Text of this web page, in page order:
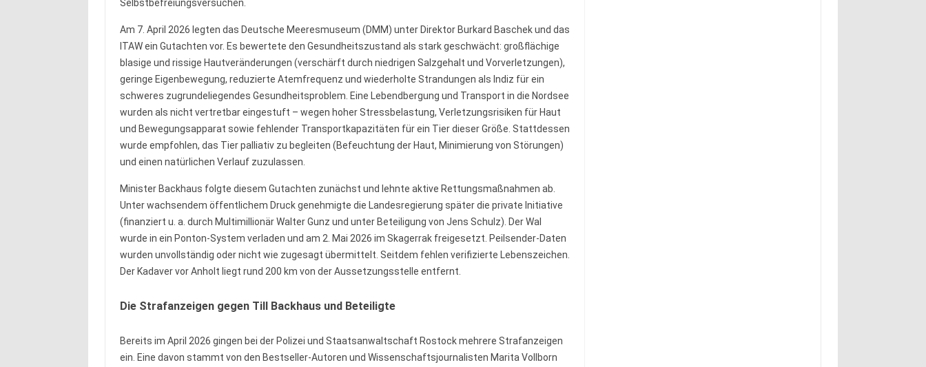
Selbstbefreiungsversuchen.
Am 7. April 2026 legten das Deutsche Meeresmuseum (DMM) unter Direktor Burkard Baschek und das
ITAW ein Gutachten vor. Es bewertete den Gesundheitszustand als stark geschwächt: großflächige
blasige und rissige Hautveränderungen (verschärft durch niedrigen Salzgehalt und Vorverletzungen),
geringe Eigenbewegung, reduzierte Atemfrequenz und wiederholte Strandungen als Indiz für ein
schweres zugrundeliegendes Gesundheitsproblem. Eine Lebendbergung und Transport in die Nordsee
wurden als nicht vertretbar eingestuft – wegen hoher Stressbelastung, Verletzungsrisiken für Haut
und Bewegungsapparat sowie fehlender Transportkapazitäten für ein Tier dieser Größe. Stattdessen
wurde empfohlen, das Tier palliativ zu begleiten (Befeuchtung der Haut, Minimierung von Störungen)
und einen natürlichen Verlauf zuzulassen.
Minister Backhaus folgte diesem Gutachten zunächst und lehnte aktive Rettungsmaßnahmen ab.
Unter wachsendem öffentlichem Druck genehmigte die Landesregierung später die private Initiative
(finanziert u. a. durch Multimillionär Walter Gunz und unter Beteiligung von Jens Schulz). Der Wal
wurde in ein Ponton-System verladen und am 2. Mai 2026 im Skagerrak freigesetzt. Peilsender-Daten
wurden unvollständig oder nicht wie zugesagt übermittelt. Seitdem fehlen verifizierte Lebenszeichen.
Der Kadaver vor Anholt liegt rund 200 km von der Aussetzungsstelle entfernt.
Die Strafanzeigen gegen Till Backhaus und Beteiligte
Bereits im April 2026 gingen bei der Polizei und Staatsanwaltschaft Rostock mehrere Strafanzeigen
ein. Eine davon stammt von den Bestseller-Autoren und Wissenschaftsjournalisten Marita Vollborn